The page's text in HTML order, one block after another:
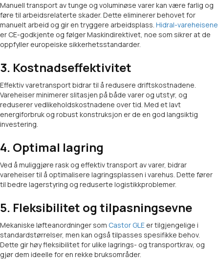
Manuell transport av tunge og voluminøse varer kan være farlig og
føre til arbeidsrelaterte skader. Dette eliminerer behovet for
manuelt arbeid og gir en tryggere arbeidsplass. Hidral-vareheisene
er CE-godkjente og følger Maskindirektivet, noe som sikrer at de
oppfyller europeiske sikkerhetsstandarder.
3. Kostnadseffektivitet
Effektiv varetransport bidrar til å redusere driftskostnadene.
Vareheiser minimerer slitasjen på både varer og utstyr, og
reduserer vedlikeholdskostnadene over tid. Med et lavt
energiforbruk og robust konstruksjon er de en god langsiktig
investering.
4. Optimal lagring
Ved å muliggjøre rask og effektiv transport av varer, bidrar
vareheiser til å optimalisere lagringsplassen i varehus. Dette fører
til bedre lagerstyring og reduserte logistikkproblemer.
5. Fleksibilitet og tilpasningsevne
Mekaniske løfteanordninger som Castor GLE er tilgjengelige i
standardstørrelser, men kan også tilpasses spesifikke behov.
Dette gir høy fleksibilitet for ulike lagrings- og transportkrav, og
gjør dem ideelle for en rekke bruksområder.